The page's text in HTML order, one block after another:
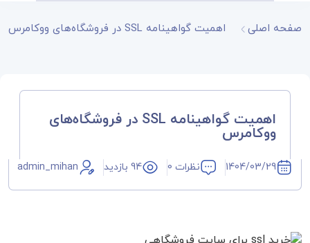
صفحه اصلی اهمیت گواهینامه SSL در فروشگاه‌های ووکامرس
اهمیت گواهینامه SSL در فروشگاه‌های
ووکامرس
1404/03/29 نظرات 0 94 بازدید admin_mihan